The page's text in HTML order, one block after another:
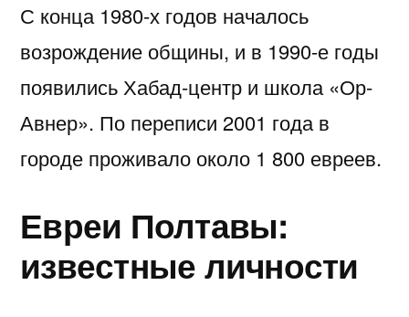
С конца 1980-х годов началось
возрождение общины, и в 1990-е годы
появились Хабад-центр и школа «Ор-
Авнер». По переписи 2001 года в
городе проживало около 1 800 евреев.
Евреи Полтавы:
известные личности